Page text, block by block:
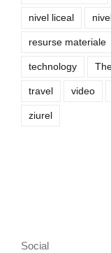
nivel liceal
resurse materiale
technology
travel video
ziurel
Social